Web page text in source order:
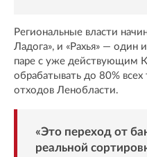
Региональные власти
Ладога», и «Рахья» — один
паре с уже действующим
обрабатывать до 80%
отходов Ленобласти.
«Это переход от
реальной